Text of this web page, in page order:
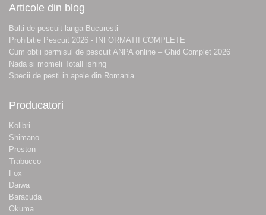
Articole din blog
Balti de pescuit langa Bucuresti
Prohibitie Pescuit 2026 - INFORMATII COMPLETE
Cum obtii permisul de pescuit ANPA online – Ghid Complet 2026
Nada si momeli TotalFishing
Specii de pesti in apele din Romania
Producatori
Kolibri
Shimano
Preston
Trabucco
Fox
Daiwa
Baracuda
Okuma